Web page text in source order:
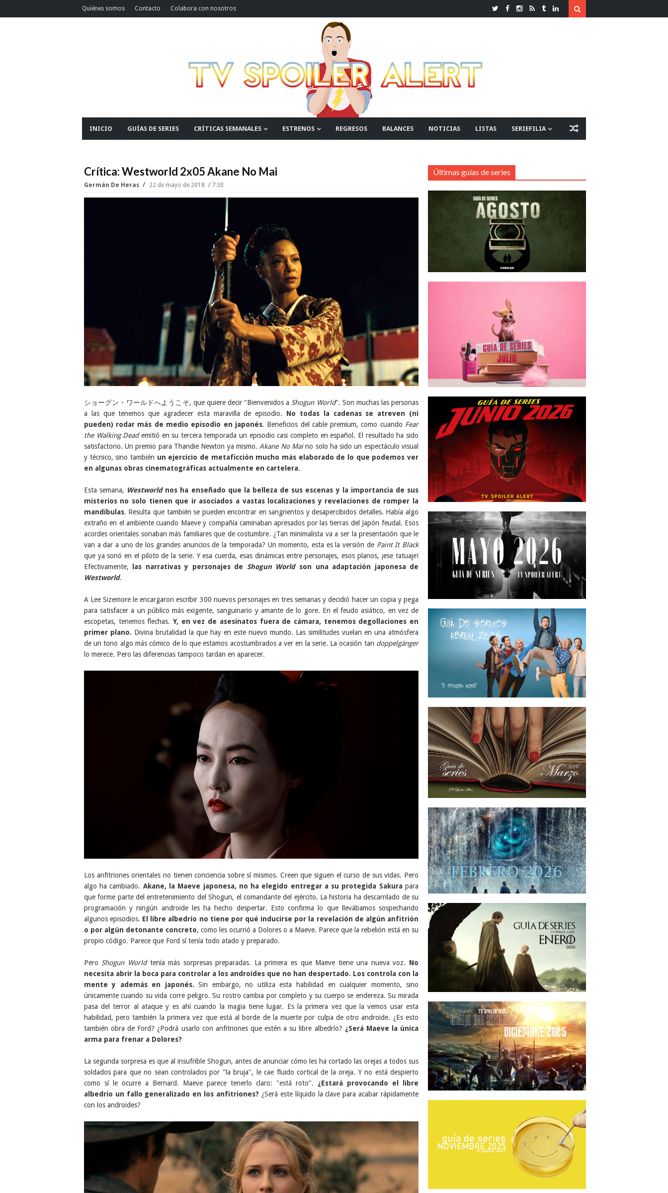
Quiénes somos Contacto Colabora con nosotros
INICIO GUÍAS DE SERIES CRÍTICAS SEMANALES ESTRENOS REGRESOS BALANCES NOTICIAS LISTAS SERIEFILIA
Crítica: Westworld 2x05 Akane No Mai
Germán De Heras 22 de mayo de 2018 7:30
ショーグン・ワールドへようこそ, que quiere decir "Bienvenidos a Shogun World". Son muchas las personas
a las que tenemos que agradecer esta maravilla de episodio. No todas la cadenas se atreven (ni
pueden) rodar más de medio episodio en japonés. Beneficios del cable premium, como cuando Fear
the Walking Deademitió en su tercera temporada un episodio casi completo en español. El resultado ha sido
satisfactorio. Un premio para Thandie Newton ya mismo.Akane No Maino solo ha sido un espectáculo visual
y técnico, sino también un ejercicio de metaficción mucho más elaborado de lo que podemos ver
en algunas obras cinematográficas actualmente en cartelera.
Esta semana, Westworld nos ha enseñado que la belleza de sus escenas y la importancia de sus
misterios no solo tienen que ir asociados a vastas localizaciones y revelaciones de romper la
mandíbulas. Resulta que también se pueden encontrar en sangrientos y desapercibidos detalles. Había algo
extraño en el ambiente cuando Maeve y compañía caminaban apresados por las tierras del Japón feudal. Esos
acordes orientales sonaban más familiares que de costumbre. ¿Tan minimalista va a ser la presentación que le
van a dar a uno de los grandes anuncios de la temporada? Un momento, esta es la versión de Paint It Black
que ya sonó en el piloto de la serie. Y esa cuerda, esas dinámicas entre personajes, esos planos, ¡ese tatuaje!
Efectivamente,
las narrativas y personajes de Shogun Worldson una adaptación japonesa de
Westworld.
A Lee Sizemore le encargaron escribir 300 nuevos personajes en tres semanas y decidió hacer un copia y pega
para satisfacer a un público más exigente, sanguinario y amante de lo gore. En el feudo asiático, en vez de
escopetas, tenemos flechas. Y, en vez de asesinatos fuera de cámara, tenemos degollaciones en
primer plano. Divina brutalidad la que hay en este nuevo mundo. Las similitudes vuelan en una atmósfera
de un tono algo más cómico de lo que estamos acostumbrados a ver en la serie. La ocasión tan doppelgänger
lo merece. Pero las diferencias tampoco tardan en aparecer.
Los anfitriones orientales no tienen conciencia sobre sí mismos. Creen que siguen el curso de sus vidas. Pero
algo ha cambiado. Akane, la Maeve japonesa, no ha elegido entregar a su protegida Sakurapara
que forme parte del entretenimiento del Shogun, el comandante del ejército. La historia ha descarrilado de su
programación y ningún androide les ha hecho despertar. Esto confirma lo que llevábamos sospechando
algunos episodios. El libre albedrío no tiene por qué inducirse por la revelación de algún anfitrión
o por algún detonante concreto, como les ocurrió a Dolores o a Maeve. Parece que la rebelión está en su
propio código. Parece que Ford sí tenía todo atado y preparado.
Pero Shogun World tenía más sorpresas preparadas. La primera es que Maeve tiene una nueva voz. No
necesita abrir la boca para controlar a los androides que no han despertado. Los controla con la
mente y además en japonés.Sin embargo, no utiliza esta habilidad en cualquier momento, sino
únicamente cuando su vida corre peligro. Su rostro cambia por completo y su cuerpo se endereza. Su mirada
pasa del terror al ataque y es ahí cuando la magia tiene lugar. Es la primera vez que la vemos usar esta
habilidad, pero también la primera vez que está al borde de la muerte por culpa de otro androide. ¿Es esto
también obra de Ford? ¿Podrá usarlo con anfitriones que estén a su libre albedrío? ¿Será Maeve la única
arma para frenar a Dolores?
La segunda sorpresa es que al insufrible Shogun, antes de anunciar cómo les ha cortado las orejas a todos sus
soldados para que no sean controlados por "la bruja", le cae fluido cortical de la oreja. Y no está despierto
como sí le ocurre a Bernard. Maeve parece tenerlo claro: "está roto". ¿Estará provocando el libre
albedrío un fallo generalizado en los anfitriones? ¿Será este líquido la clave para acabar rápidamente
con los androides?
Últimas guías de series